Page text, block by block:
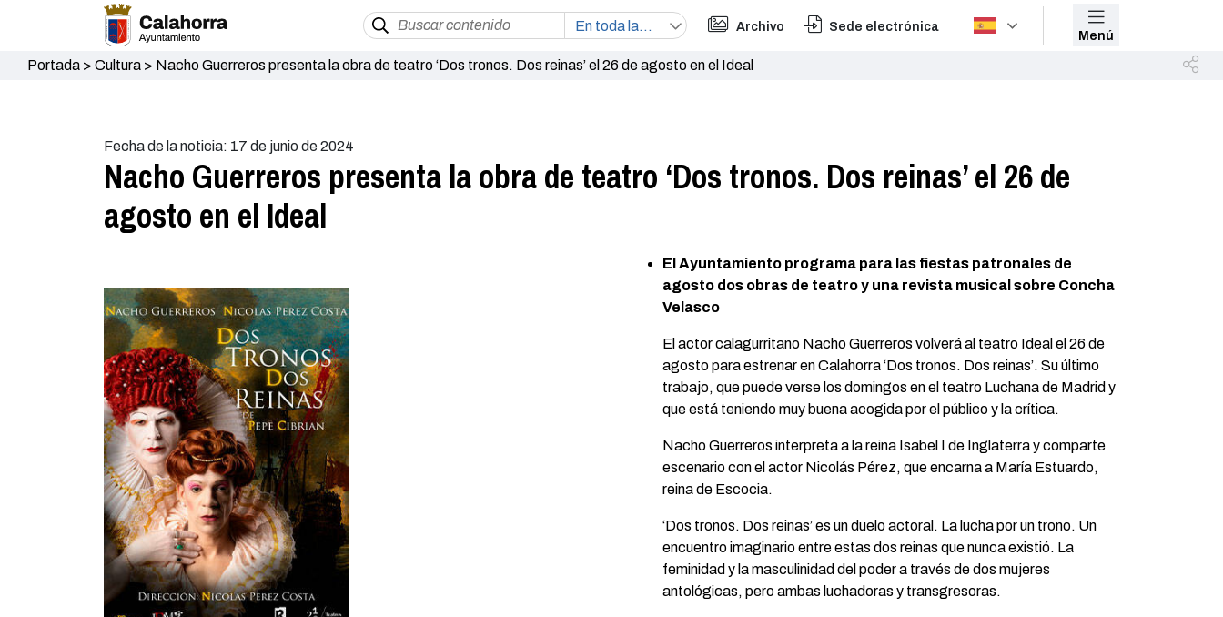
Archivo Sede electrónica
Menú
Portada> Cultura> Nacho Guerreros presenta la obra de teatro ‘Dos tronos. Dos reinas’ el 26 de agosto en el Ideal
Fecha de la noticia: 17 de junio de 2024
Nacho Guerreros presenta la obra de teatro ‘Dos tronos. Dos reinas’ el 26 de
agosto en el Ideal
El Ayuntamiento programa para las fiestas patronales de
agosto dos obras de teatro y una revista musical sobre Concha
Velasco
El actor calagurritano Nacho Guerreros volverá al teatro Ideal el 26 de
agosto para estrenar en Calahorra ‘Dos tronos. Dos reinas’. Su último
trabajo, que puede verse los domingos en el teatro Luchana de Madrid y
que está teniendo muy buena acogida por el público y la crítica.
Nacho Guerreros interpreta a la reina Isabel I de Inglaterra y comparte
escenario con el actor Nicolás Pérez, que encarna a María Estuardo,
reina de Escocia.
‘Dos tronos. Dos reinas’ es un duelo actoral. La lucha por un trono. Un
encuentro imaginario entre estas dos reinas que nunca existió. La
feminidad y la masculinidad del poder a través de dos mujeres
antológicas, pero ambas luchadoras y transgresoras.